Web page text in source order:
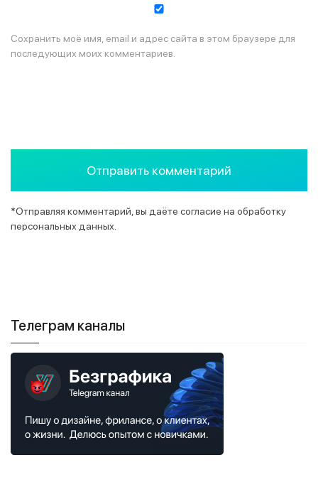
Сохранить моё имя, email и адрес сайта в этом браузере для
последующих моих комментариев.
*Отправляя комментарий, вы даёте согласие на обработку
персональных данных.
Телеграм каналы